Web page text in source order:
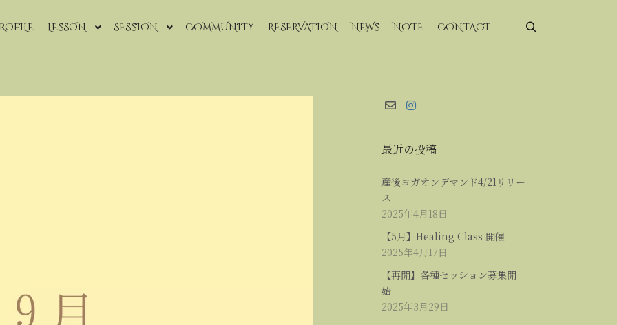
LESSON SESSION COMMUNITY RESERVATION NEWS NOTE CONTACT
最近の投稿
産後ヨガオンデマンド4/21リリー
ス
2025年4月18日
【5月】Healing Class 開催
2025年4月17日
【再開】各種セッション募集開
始
2025年3月29日